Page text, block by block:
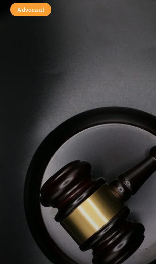
Advocaat